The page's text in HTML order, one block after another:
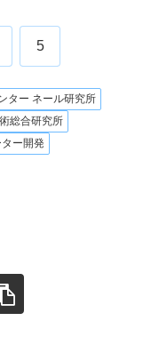
5
ター ネール研究所
総合研究所
ー開発